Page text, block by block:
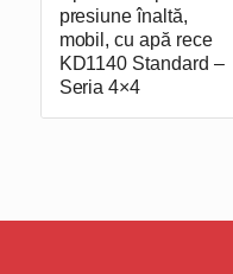
presiune înaltă,
mobil, cu apă rece
KD1140 Standard –
Seria 4×4